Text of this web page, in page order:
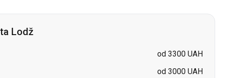
od 2600 UAH
od 4100 UAH